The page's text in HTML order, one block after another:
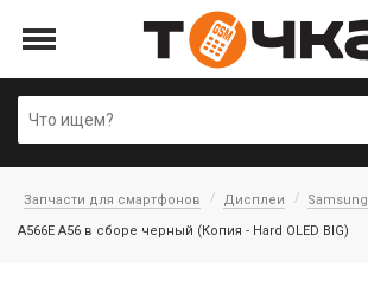
Запчасти для смартфонов Дисплеи Samsung
A566E A56 в сборе черный (Копия - Hard OLED BIG)